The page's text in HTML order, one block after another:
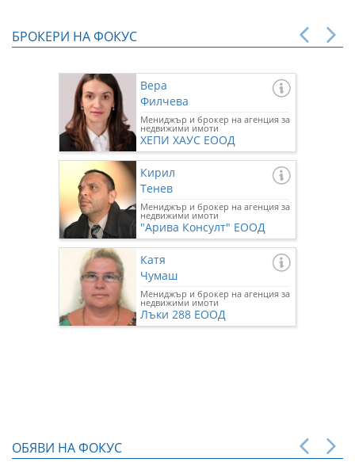
БРОКЕРИ НА ФОКУС
Вера
Филчева
Мениджър и брокер на агенция за
недвижими имоти
ХЕПИ ХАУС ЕООД
Кирил
Тенев
Мениджър и брокер на агенция за
недвижими имоти
"Арива Консулт" ЕООД
Катя
Чумаш
Мениджър и брокер на агенция за
недвижими имоти
Лъки 288 ЕООД
ОБЯВИ НА ФОКУС